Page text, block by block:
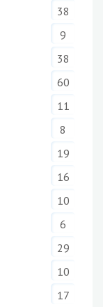
38
9
38
60
11
8
19
16
10
6
29
10
17